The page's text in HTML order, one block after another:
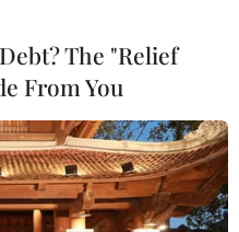
phạt
Ukraine
The "Relief
From You